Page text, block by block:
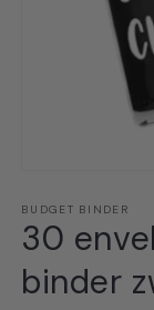
multimédia
1
em
BUDGET BINDER
30
binder